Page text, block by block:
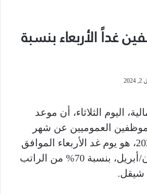
غداً الأربعاء بنسبة
اليوم الثلاثاء، أن موعد
العموميين عن شهر
شباط/فبراير 2024، هو يوم غد الأربعاء الموافق
الثالث من نيسان/أبريل، بنسبة 70% من الراتب